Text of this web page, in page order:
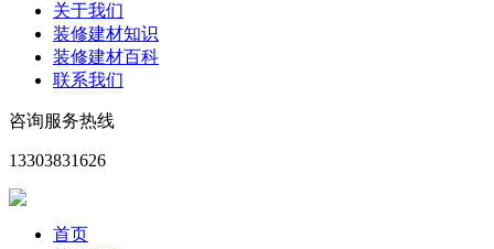
关于我们
装修建材知识
装修建材百科
联系我们
咨询服务热线
13303831626
首页